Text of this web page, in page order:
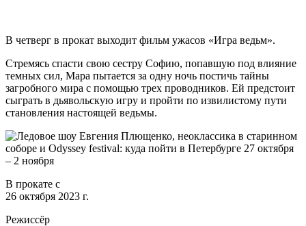
В четверг в прокат выходит фильм ужасов «Игра ведьм».
Стремясь спасти свою сестру Софию, попавшую под влияние
темных сил, Мара пытается за одну ночь постичь тайны
загробного мира с помощью трех проводников. Ей предстоит
сыграть в дьявольскую игру и пройти по извилистому пути
становления настоящей ведьмы.
В прокате с
26 октября 2023 г.
Режиссёр